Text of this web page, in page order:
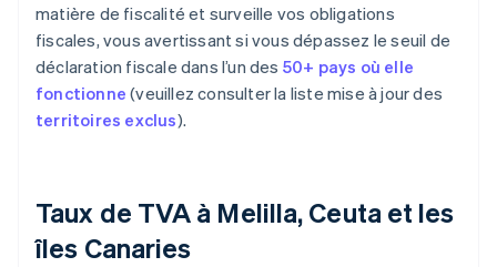
matière de fiscalité et surveille vos obligations
fiscales, vous avertissant si vous dépassez le seuil de
déclaration fiscale dans l’un des 50+ pays où elle
fonctionne (veuillez consulter la liste mise à jour des
territoires exclus).
Taux de TVA à Melilla, Ceuta et les
îles Canaries